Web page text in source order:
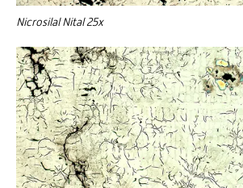
Nicrosilal Nital 25x